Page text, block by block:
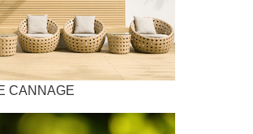
CANNAGE